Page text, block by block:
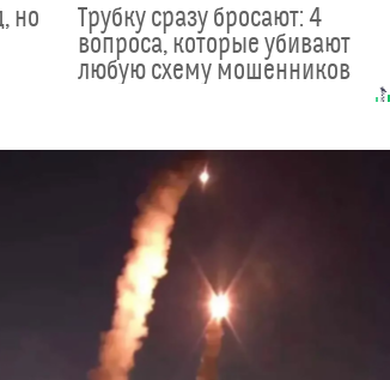
но
Трубку сразу бросают: 4
вопроса, которые убивают
любую схему мошенников